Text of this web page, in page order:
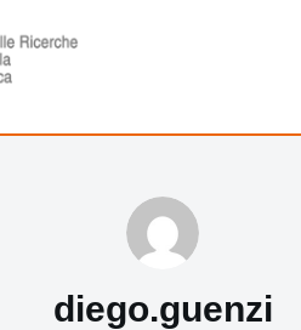
diego.guenzi